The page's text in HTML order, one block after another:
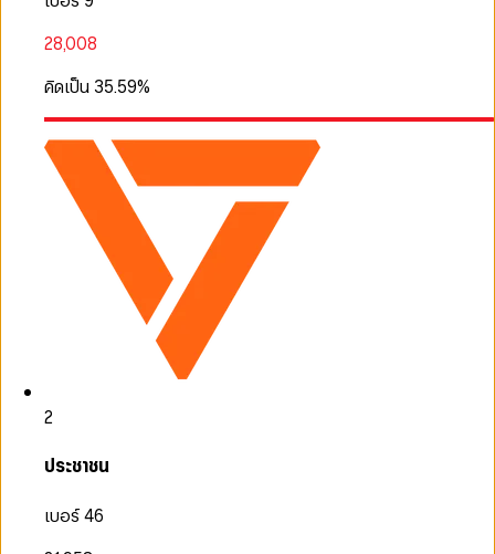
28,008
คิดเป็น 35.59%
2
ประชาชน
เบอร์ 46